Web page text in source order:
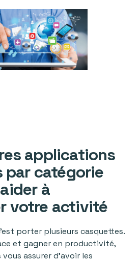
applications
par catégorie
à
votre activité
porter plusieurs casquettes.
et gagner en productivité,
assurer d'avoir les